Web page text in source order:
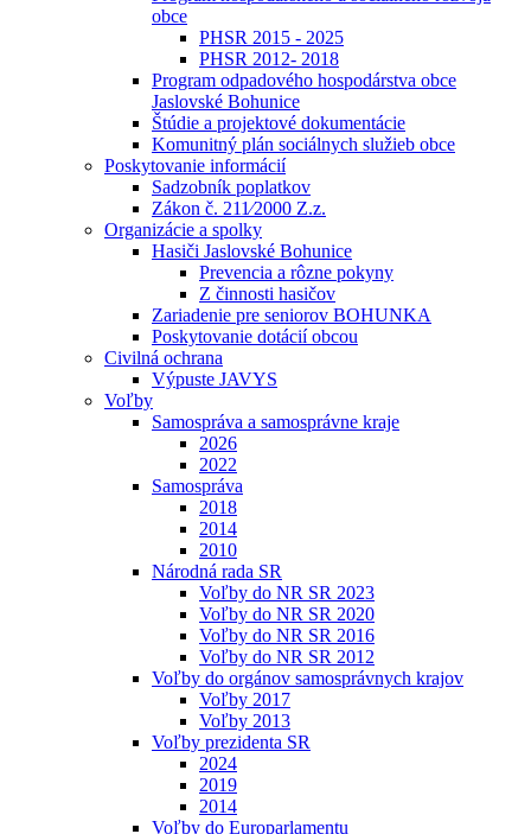
obce
PHSR 2015 - 2025
PHSR 2012- 2018
Program odpadového hospodárstva obce
Jaslovské Bohunice
Štúdie a projektové dokumentácie
Komunitný plán sociálnych služieb obce
Poskytovanie informácií
Sadzobník poplatkov
Zákon č. 211⁄2000 Z.z.
Organizácie a spolky
Hasiči Jaslovské Bohunice
Prevencia a rôzne pokyny
Z činnosti hasičov
Zariadenie pre seniorov BOHUNKA
Poskytovanie dotácií obcou
Civilná ochrana
Výpuste JAVYS
Voľby
Samospráva a samosprávne kraje
2026
2022
Samospráva
2018
2014
2010
Národná rada SR
Voľby do NR SR 2023
Voľby do NR SR 2020
Voľby do NR SR 2016
Voľby do NR SR 2012
Voľby do orgánov samosprávnych krajov
Voľby 2017
Voľby 2013
Voľby prezidenta SR
2024
2019
2014
Voľby do Europarlamentu